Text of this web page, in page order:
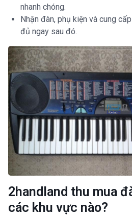
nhanh chóng.
Nhận đàn, phụ kiện và cung
đủ ngay sau đó.
2handland thu mua
các khu vực nào?